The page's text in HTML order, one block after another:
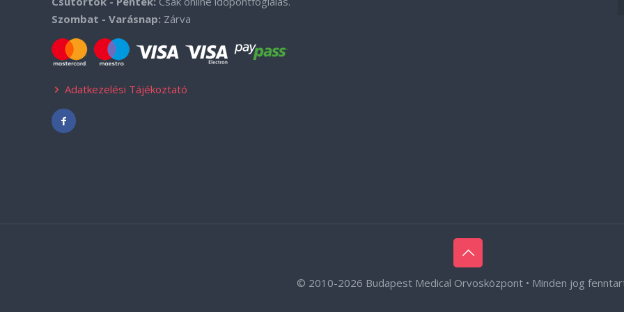
Szombat - Varásnap: Zárva
Adatkezelési Tájékoztató
© 2010-2026 Budapest Medical Orvosközpont • Minden jog